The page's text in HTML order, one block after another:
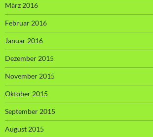
März 2016
Februar 2016
Januar 2016
Dezember 2015
November 2015
Oktober 2015
September 2015
August 2015